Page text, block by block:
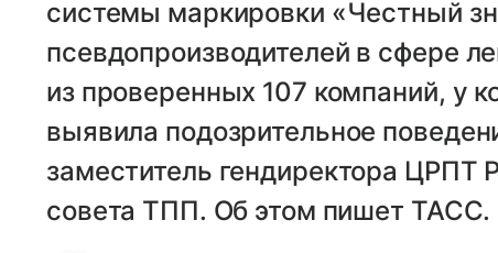
системы маркировки «Честный
псевдопроизводителей в сфере
из проверенных 107 компаний, у
выявила подозрительное
заместитель гендиректора ЦРПТ
совета ТПП. Об этом пишет ТАСС.